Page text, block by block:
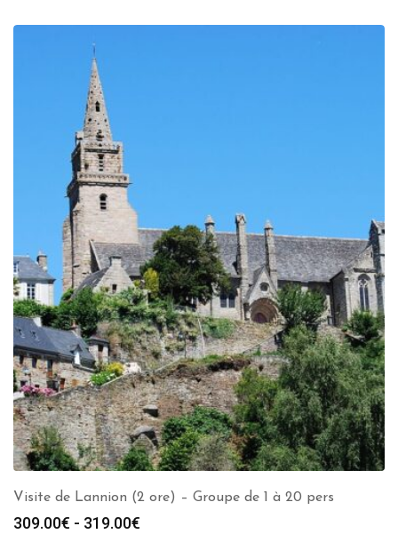
Visite de Lannion (2 ore) – Groupe de 1 à 20 pers
309.00€ - 319.00€